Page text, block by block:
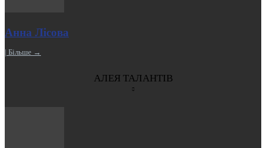
Анна Лісова
| Більше →
АЛЕЯ ТАЛАНТІВ